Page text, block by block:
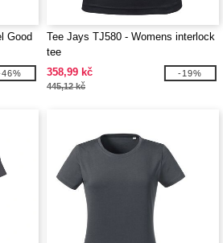
Good
Tee Jays TJ580 - Womens interlock
tee
358,99 kč
445,12 kč
-19%